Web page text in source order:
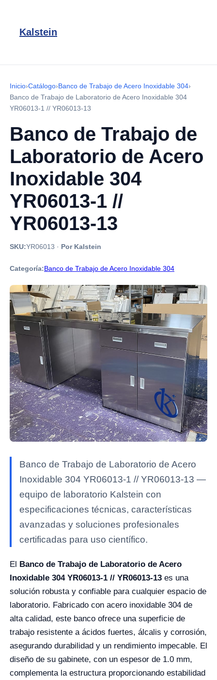
Kalstein
Inicio›Catálogo›Banco de Trabajo de Acero Inoxidable 304›
Banco de Trabajo de Laboratorio de Acero Inoxidable 304
YR06013-1 // YR06013-13
Banco de Trabajo de
Laboratorio de Acero
Inoxidable 304
YR06013-1 //
YR06013-13
SKU:YR06013 · Por Kalstein
Categoría:Banco de Trabajo de Acero Inoxidable 304
Banco de Trabajo de Laboratorio de Acero
Inoxidable 304 YR06013-1 // YR06013-13 —
equipo de laboratorio Kalstein con
especificaciones técnicas, características
avanzadas y soluciones profesionales
certificadas para uso científico.
El Banco de Trabajo de Laboratorio de Acero
Inoxidable 304 YR06013-1 // YR06013-13 es una
solución robusta y confiable para cualquier espacio de
laboratorio. Fabricado con acero inoxidable 304 de
alta calidad, este banco ofrece una superficie de
trabajo resistente a ácidos fuertes, álcalis y corrosión,
asegurando durabilidad y un rendimiento impecable. El
diseño de su gabinete, con un espesor de 1.0 mm,
complementa la estructura proporcionando estabilidad